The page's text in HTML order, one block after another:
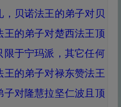
，贝诺法王的弟子对贝
王的弟子对楚西法王顶
限于宁玛派，其它任何
王的弟子对禄东赞法王
子对隆慧拉坚仁波且顶